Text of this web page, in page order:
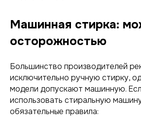
Машинная стирка:
осторожностью
Большинство производителей
исключительно ручную стирку,
модели допускают машинную.
использовать стиральную
обязательные правила: